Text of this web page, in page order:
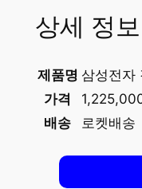
상세 정보
제품명 삼성전자
가격
배송
로켓배송